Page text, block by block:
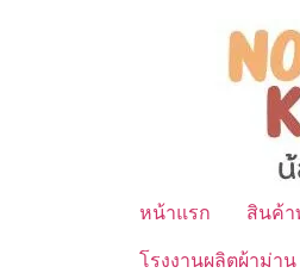
หน้าแรก สินค้
โรงงานผลิตผ้าม่า